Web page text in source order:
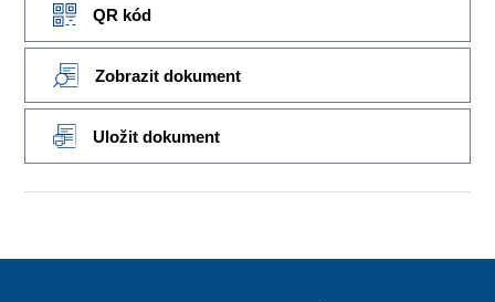
QR kód
Zobrazit dokument
Uložit dokument